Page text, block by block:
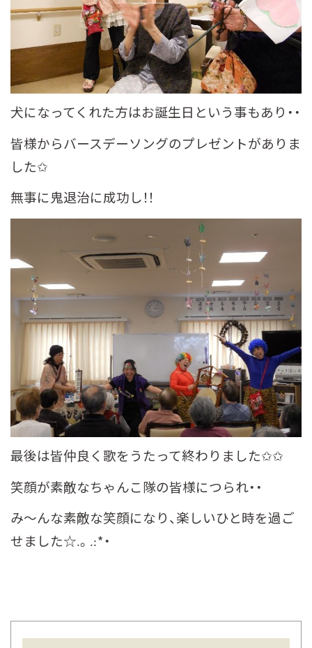
犬になってくれた方はお誕生日という事もあり・・
皆様からバースデーソングのプレゼントがありま
した✩
無事に鬼退治に成功し！！
最後は皆仲良く歌をうたって終わりました✩✩
笑顔が素敵なちゃんこ隊の皆様につられ・・
み～んな素敵な笑顔になり、楽しいひと時を過ご
せました☆.。.:*・